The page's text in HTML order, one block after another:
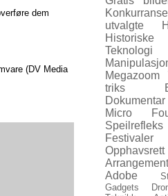
dem
(DV Media
utvalgte
Teknologi
Megazoom
triks
Dokumentar
Micro
Speilrefleks
Festivaler
Opphavsrett
Adobe
Gadgets